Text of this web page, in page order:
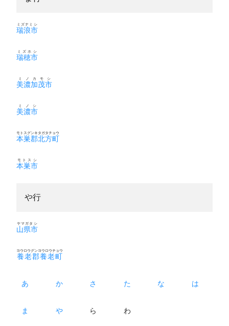
瑞浪市
ミズナミシ
瑞穂市
ミズホシ
美濃加茂市
ミノカモシ
美濃市
ミノシ
本巣郡北方町
モトスグンキタガタチョウ
本巣市
モトスシ
や行
山県市
ヤマガタシ
養老郡養老町
ヨウロウグンヨウロウチョウ
あ か さ た な は
ま や ら わ